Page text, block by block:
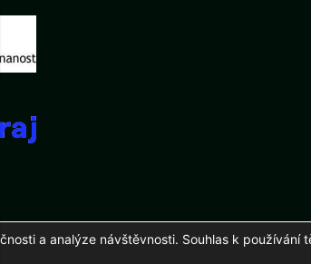
© 2026 Fotbalový klub mládeže Podluží, z. s.
a analýze návštěvnosti. Souhlas k používání